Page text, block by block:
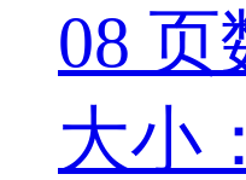
08 页
大小